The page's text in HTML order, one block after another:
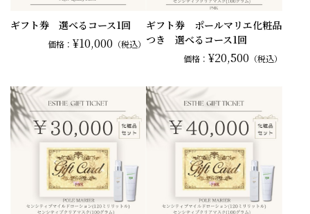
ギフト券 選べるコース1回
価格： ¥10,000 （税込）
ギフト券 ポールマリエ化粧品
つき 選べるコース1回
価格： ¥20,500 （税込）